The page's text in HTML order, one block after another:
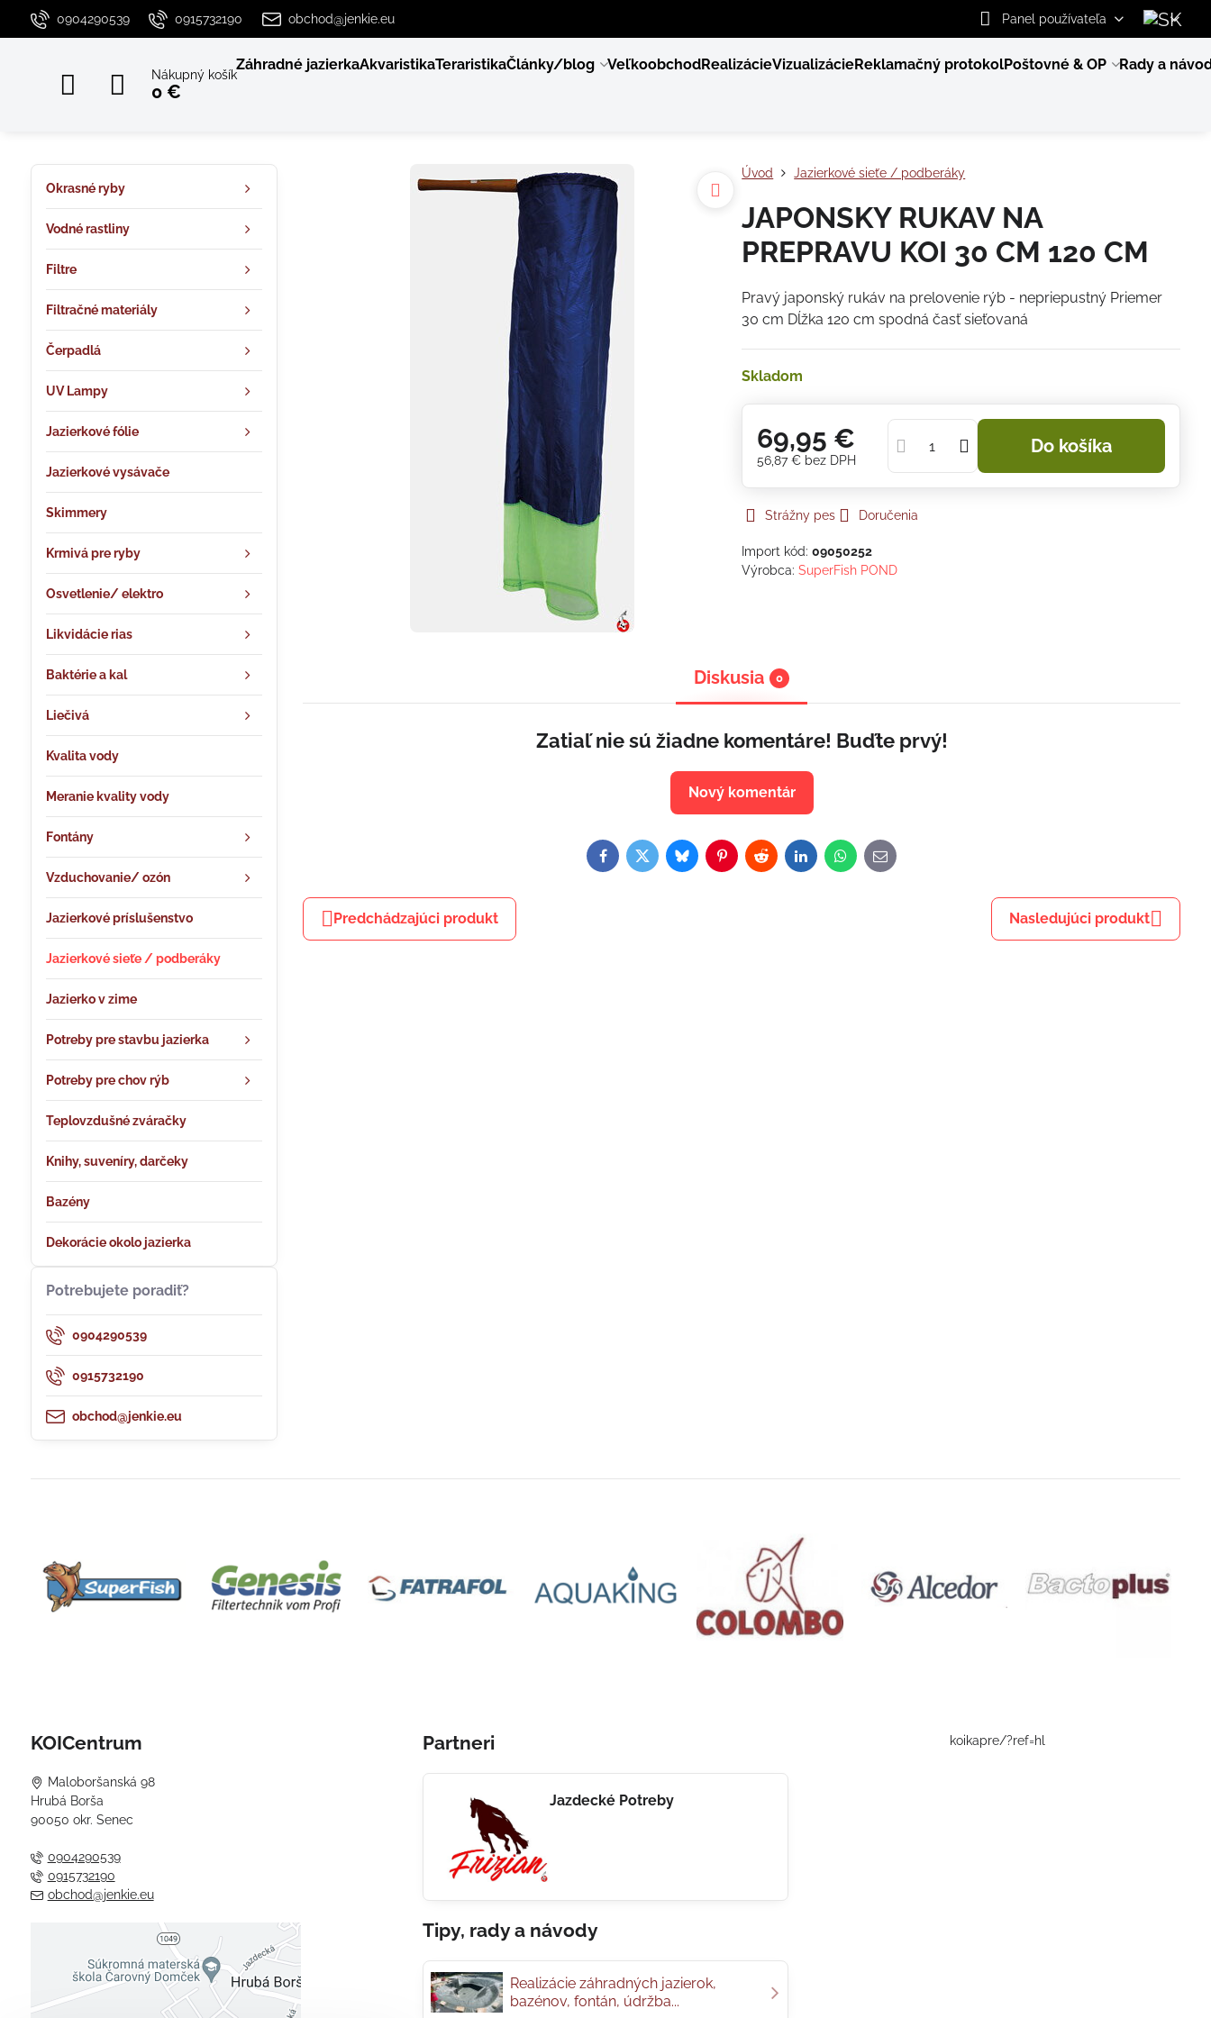
0904290539 0915732190 obchod@jenkie.eu Panel používateľa
Nákupný košík
0 €
Záhradné jazierkaAkvaristikaTeraristikaČlánky/blog VeľkoobchodRealizácieVizualizácieReklamačný protokolPoštovné & OP Rady a
Úvod Jazierkové sieťe / podberáky
JAPONSKY RUKAV NA
PREPRAVU KOI 30 CM 120 CM
Pravý japonský rukáv na prelovenie rýb - nepriepustný Priemer
30 cm Dĺžka 120 cm spodná časť sieťovaná
Skladom
69,95 €
56,87 € bez DPH
Do košíka
Strážny pes Doručenia
Import kód:09050252
Výrobca:SuperFish POND
Diskusia 0
Zatiaľ nie sú žiadne komentáre! Buďte prvý!
Nový komentár
Facebook
TwitterBlueskyPinterestRedditLinkedInWhatsApp
E-
mail
Predchádzajúci produkt Nasledujúci produkt
Okrasné ryby
Vodné rastliny
Filtre
Filtračné materiály
Čerpadlá
UV Lampy
Jazierkové fólie
Jazierkové vysávače
Skimmery
Krmivá pre ryby
Osvetlenie/ elektro
Likvidácie rias
Baktérie a kal
Liečivá
Kvalita vody
Meranie kvality vody
Fontány
Vzduchovanie/ ozón
Jazierkové príslušenstvo
Jazierkové sieťe / podberáky
Jazierko v zime
Potreby pre stavbu jazierka
Potreby pre chov rýb
Teplovzdušné zváračky
Knihy, suveníry, darčeky
Bazény
Dekorácie okolo jazierka
Potrebujete poradiť?
0904290539
0915732190
obchod@jenkie.eu
KOICentrum
Maloboršanská 98
Hrubá Borša
90050 okr. Senec
0904290539
0915732190
obchod@jenkie.eu
Externý obsah je blokovaný
Voľbami súkromia
Partneri
Jazdecké Potreby
Tipy, rady a návody
Realizácie záhradných jazierok,
bazénov, fontán, údržba...
koikapre/?ref=hl